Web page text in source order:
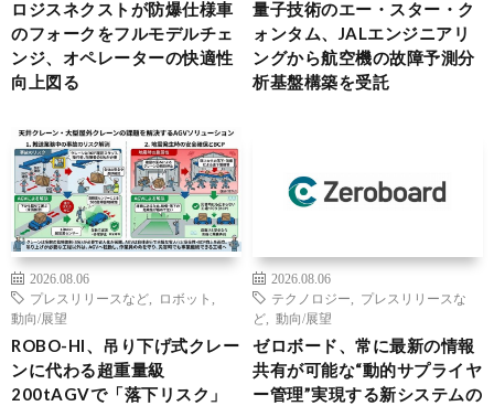
ロジスネクストが防爆仕様車
のフォークをフルモデルチェ
ンジ、オペレーターの快適性
向上図る
量子技術のエー・スター・ク
ォンタム、JALエンジニアリ
ングから航空機の故障予測分
析基盤構築を受託
2026.08.06
プレスリリースなど
ロボット
動向/展望
ROBO-HI、吊り下げ式クレー
ンに代わる超重量級
200tAGVで「落下リスク」
2026.08.06
テクノロジー
プレスリリースな
ど
動向/展望
ゼロボード、常に最新の情報
共有が可能な“動的サプライヤ
ー管理”実現する新システムの